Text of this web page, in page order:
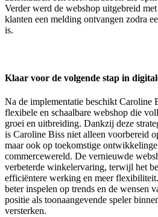
Verder werd de webshop uitgebreid
klanten een melding ontvangen zodra
is.
Klaar voor de volgende stap in
Na de implementatie beschikt Caroline
flexibele en schaalbare webshop die
groei en uitbreiding. Dankzij deze
is Caroline Biss niet alleen voorbereid
maar ook op toekomstige
commercewereld. De vernieuwde
verbeterde winkelervaring, terwijl het
efficiëntere werking en meer
beter inspelen op trends en de wensen
positie als toonaangevende speler
versterken.